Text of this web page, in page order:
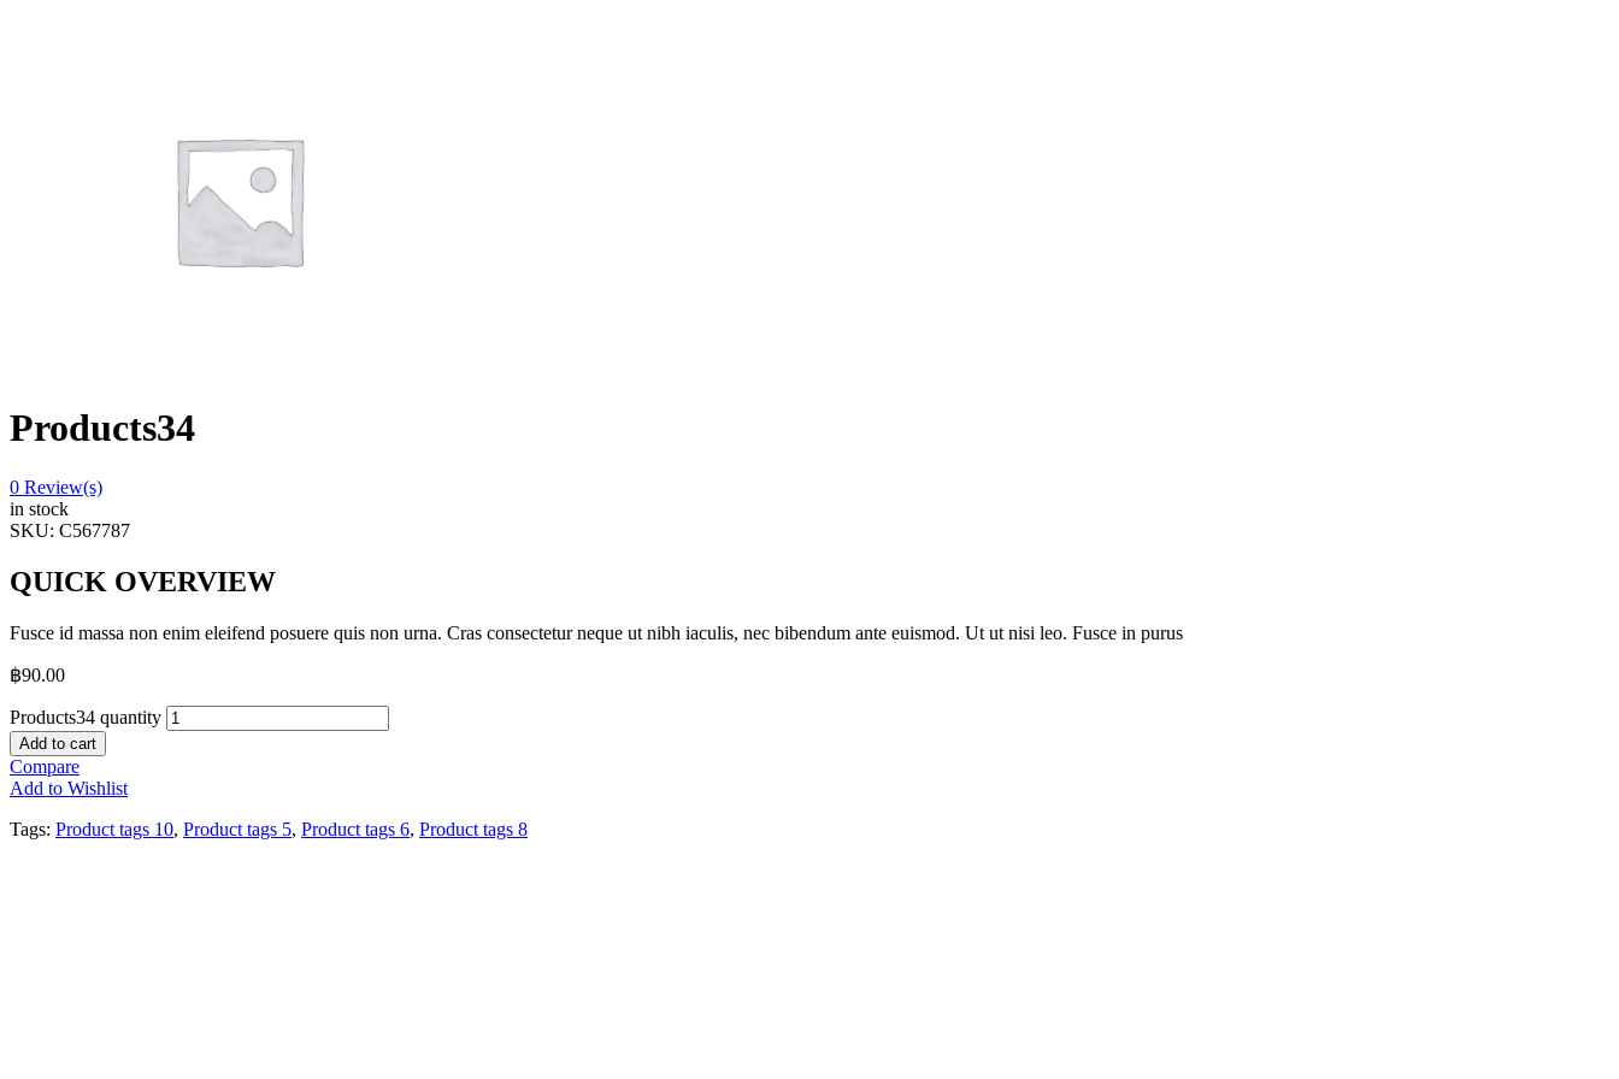
Products34
0 Review(s)
in stock
SKU: C567787
QUICK OVERVIEW
Fusce id massa non enim eleifend posuere quis non urna. Cras consectetur neque ut nibh iaculis, nec bibendum ante euismod. Ut ut nisi leo. Fusce in purus
฿90.00
Products34 quantity
Add to cart
Compare
Add to Wishlist
Tags: Product tags 10, Product tags 5, Product tags 6, Product tags 8